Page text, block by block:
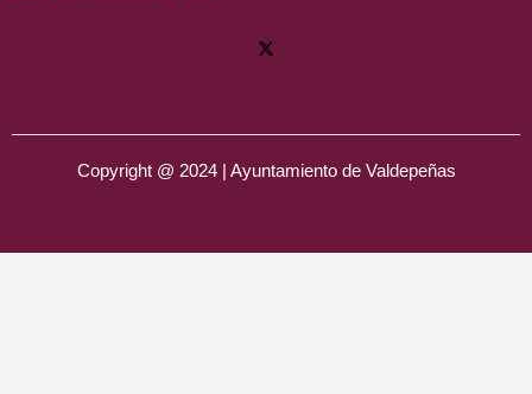
Copyright @ 2024 | Ayuntamiento de Valdepeñas